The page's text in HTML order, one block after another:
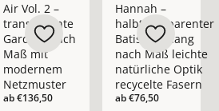
Air Vol. 2 –
transparente
Gardine nach
Maß mit
modernem
Netzmuster
ab€136,50
Hannah –
halbtransparenter
Batist-Vorhang
nach Maß leichte
natürliche Optik
recycelte Fasern
ab€76,50